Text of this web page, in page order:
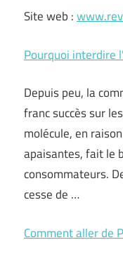
Site web :
Pourquoi interdire
Depuis peu, la
franc succès sur
molécule, en
apaisantes, fait le
consommateurs.
cesse de …
Comment aller de